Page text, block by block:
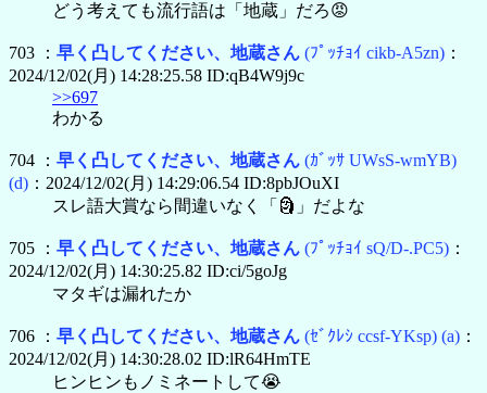
どう考えても流行語は「地蔵」だろ😡
703 ： 早く凸してください、地蔵さん (ﾌﾟｯﾁｮｲ cikb-A5zn) ：
2024/12/02(月) 14:28:25.58 ID:qB4W9j9c
>>697
わかる
704 ： 早く凸してください、地蔵さん (ｶﾞｯｻ UWsS-wmYB)
(d) ：2024/12/02(月) 14:29:06.54 ID:8pbJOuXI
スレ語大賞なら間違いなく「🗿」だよな
705 ： 早く凸してください、地蔵さん (ﾌﾟｯﾁｮｲ sQ/D-.PC5) ：
2024/12/02(月) 14:30:25.82 ID:ci/5goJg
マタギは漏れたか
706 ： 早く凸してください、地蔵さん (ｾﾞｸﾚｼ ccsf-YKsp) (a) ：
2024/12/02(月) 14:30:28.02 ID:lR64HmTE
ヒンヒンもノミネートして😭